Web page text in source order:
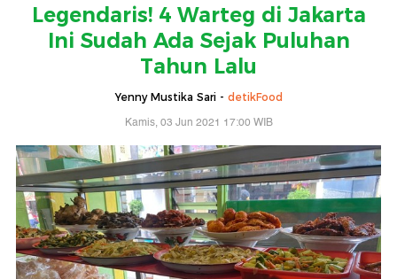
Legendaris! 4 Warteg di Jakarta
Ini Sudah Ada Sejak Puluhan
Tahun Lalu
Yenny Mustika Sari - detikFood
Kamis, 03 Jun 2021 17:00 WIB